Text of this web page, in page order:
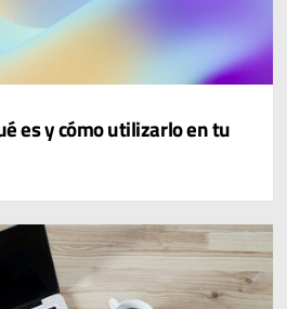
es y cómo utilizarlo en tu